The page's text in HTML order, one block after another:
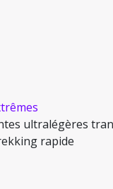
ultralégères
rapide